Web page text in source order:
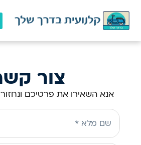
צור
אנא השאירו את פרטיכם